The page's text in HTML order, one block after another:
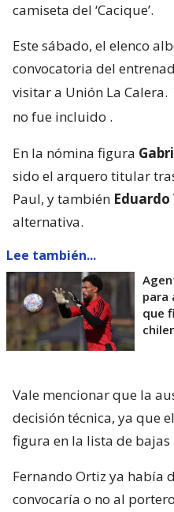
camiseta del ‘Cacique’.
Este sábado, el elenco
convocatoria del
visitar a Unión La Calera.
no fue incluido .
En la nómina figura
sido el arquero titular
Paul, y también
alternativa.
Lee también...
para
que
Vale mencionar que la
decisión técnica, ya que
figura en la lista de bajas
Fernando Ortiz ya había
convocaría o no al